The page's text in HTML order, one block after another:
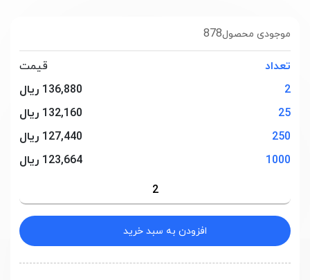
878موجودی محصول
تعداد
قیمت
2
136,880 ریال
25
132,160 ریال
250
127,440 ریال
1000
123,664 ریال
افزودن به سبد خرید